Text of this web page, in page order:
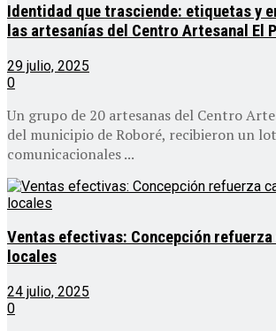
Identidad que trasciende: etiquetas y
las artesanías del Centro Artesanal El
29 julio, 2025
0
Un grupo de 20 artesanas del Centro
del municipio de Roboré, recibieron un
comunicacionales ...
Ventas efectivas: Concepción
locales
24 julio, 2025
0